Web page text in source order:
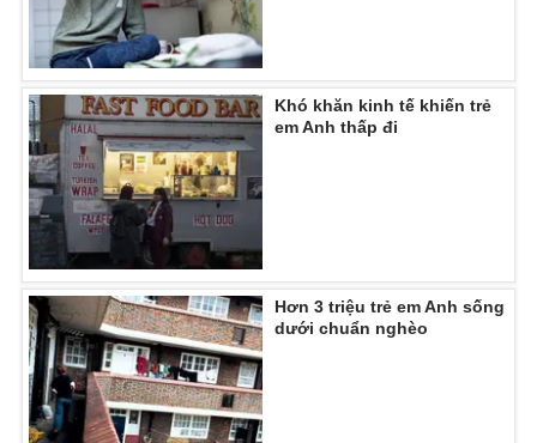
THỜI BÁO VTV
Theo dõi báo trên
Cơ quan chủ quản:Đài Truyền hình Việt Nam
Cơ quan báo chí:
Thời báo VTV
Giấy phép hoạt động báo in và báo điện tử số 483/GP-BTTTT
cấp ngày 29/12/2023
Tổng Biên tập:Vũ Thanh Thủy
Phó Tổng Biên tập:Nguyễn Thị Mỹ Hạnh, Phạm Quốc Thắng,
Nguyễn Trọng Ninh
Tổng đài VTV:024.38 355 931 - 024.38 355 932
Khó khăn kinh tế khiến trẻ
em Anh thấp đi
Hơn 3 triệu trẻ em Anh sống
dưới chuẩn nghèo